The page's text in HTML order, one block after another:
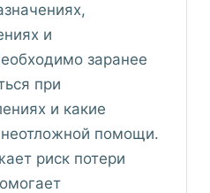
и
заранее
при
и какие
помощи.
риск потери